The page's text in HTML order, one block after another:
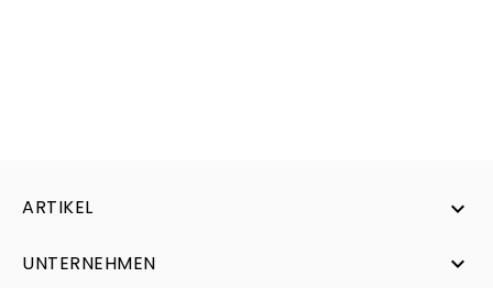
ARTIKEL 
UNTERNEHMEN 